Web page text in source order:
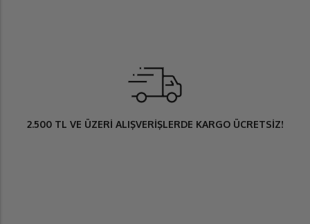
2.500 TL VE ÜZERİ ALIŞVERİŞLERDE KARGO ÜCRETSİZ!